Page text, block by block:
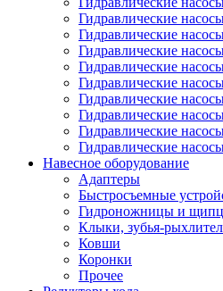
Гидравлические
Гидравлические
Гидравлические
Гидравлические
Гидравлические
Гидравлические
Гидравлические
Гидравлические
Гидравлические
Навесное оборудование
Адаптеры
Быстросъемные
Гидроножницы и
Клыки, зубья-
Ковши
Коронки
Прочее